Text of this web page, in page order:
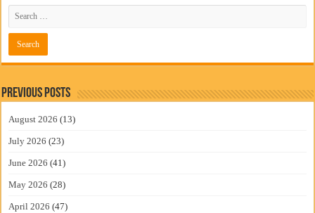
Previous Posts
August 2026 (13)
July 2026 (23)
June 2026 (41)
May 2026 (28)
April 2026 (47)